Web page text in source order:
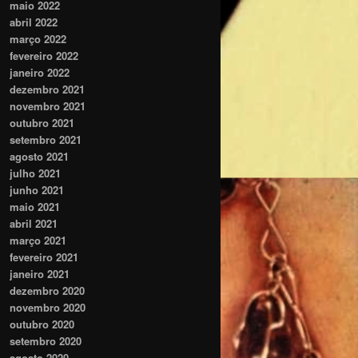
maio 2022
abril 2022
março 2022
fevereiro 2022
janeiro 2022
dezembro 2021
novembro 2021
outubro 2021
setembro 2021
agosto 2021
julho 2021
junho 2021
maio 2021
abril 2021
março 2021
fevereiro 2021
janeiro 2021
dezembro 2020
novembro 2020
outubro 2020
setembro 2020